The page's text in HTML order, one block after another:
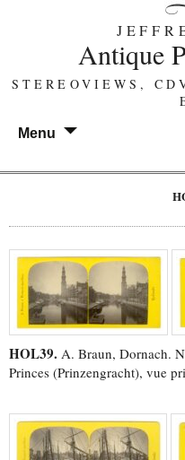
Antique
STEREOVIEWS,
Menu
HOL39. A. Braun, Dornach.
Princes (Prinzengracht), vue